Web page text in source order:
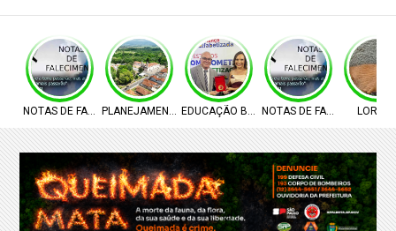
NOTAS DE FALECIMENTOPLANEJAMENTO URBANOEDUCAÇÃO BÁSICANOTAS DE FALECIMENTO